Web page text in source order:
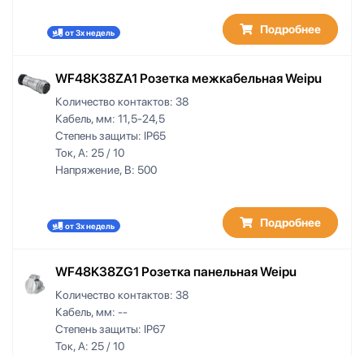
от 3х недель Подробнее
WF48K38ZA1 Розетка межкабельная Weipu
Количество контактов: 38
Кабель, мм: 11,5-24,5
Степень защиты: IP65
Ток, А: 25 / 10
Напряжение, В: 500
от 3х недель Подробнее
WF48K38ZG1 Розетка панельная Weipu
Количество контактов: 38
Кабель, мм: --
Степень защиты: IP67
Ток, А: 25 / 10